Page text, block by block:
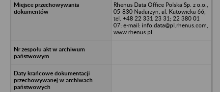
Rhenus Data Office Polska Sp. z o.o.,
05-830 Nadarzyn, al. Katowicka 66,
tel. +48 22 331 23 31; 22 380 01
07; e-mail: info.data@pl.rhenus.com,
www.rhenus.pl